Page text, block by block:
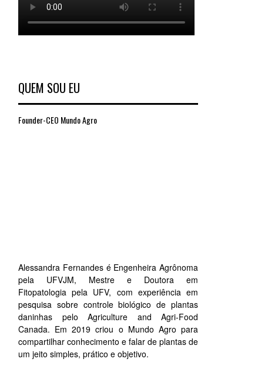
QUEM SOU EU
Founder-CEO Mundo Agro
Alessandra Fernandes é Engenheira Agrônoma
pela UFVJM, Mestre e Doutora em
Fitopatologia pela UFV, com experiência em
pesquisa sobre controle biológico de plantas
daninhas pelo Agriculture and Agri-Food
Canada. Em 2019 criou o Mundo Agro para
compartilhar conhecimento e falar de plantas de
um jeito simples, prático e objetivo.